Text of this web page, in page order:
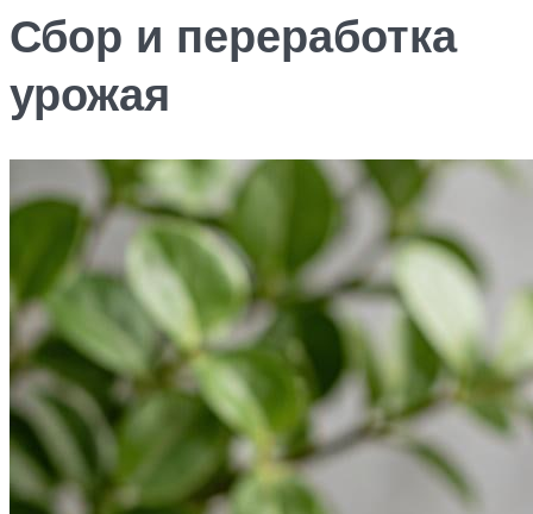
Сбор и переработка
урожая